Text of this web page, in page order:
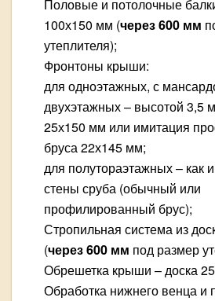
Половые и потолочные
100х150 мм (через 600 мм
утеплителя);
Фронтоны крыши:
для одноэтажных, с
двухэтажных – высотой 3,5
25х150 мм или имитация
бруса 22х145 мм;
для полутораэтажных – как
стены сруба (обычный или
профилированный брус);
Стропильная система из
(через 600 мм под размер
Обрешетка крыши – доска
Обработка нижнего венца и